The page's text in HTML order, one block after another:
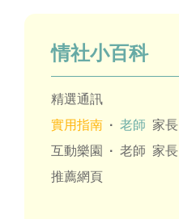
情社小百科
精選通訊
實用指南 · 老師 家長
互動樂園
· 老師 家長
推薦網頁